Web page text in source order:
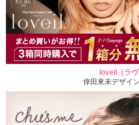
loveil（ラヴ
倖田來未デザイ